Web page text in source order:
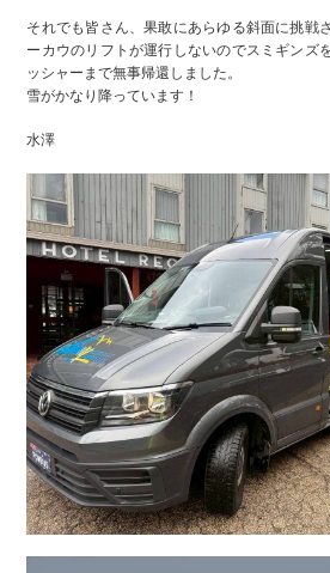
それでも皆さん、果敢にあらゆる斜面に挑戦
ーカウのリフトが運行しないのでスミギンズ
ッシャーまで無事帰還しました。
雪がかなり降っています！
水澤